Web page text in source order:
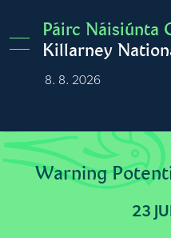
Páirc Náisiúnta
Killarney
8. 8. 2026
Warning
23